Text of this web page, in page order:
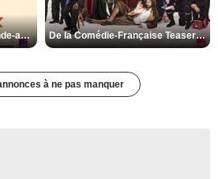
Les Matins merveilleux Bande-annonce VF De la Comédie-Française Teaser VF
à ne pas manquer